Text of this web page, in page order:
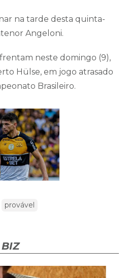
na tarde desta quinta-
Angeloni.
neste domingo (9),
Hülse, em jogo atrasado
Brasileiro.
provável